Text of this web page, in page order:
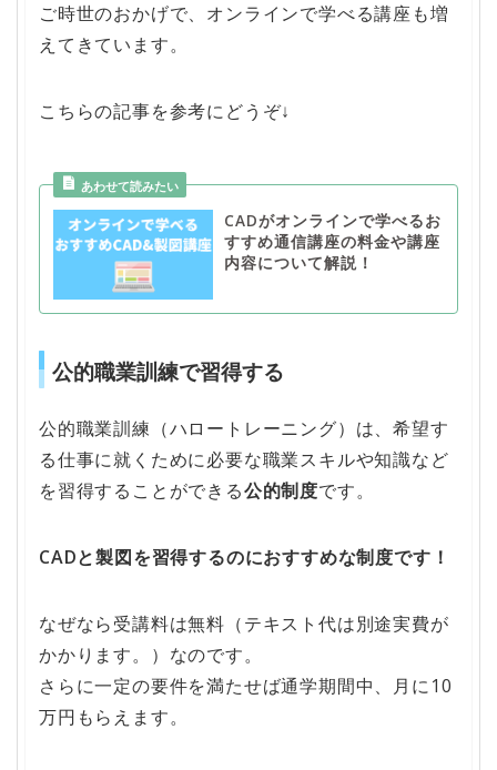
ご時世のおかげで、オンラインで学べる講座も増
えてきています。
こちらの記事を参考にどうぞ↓
CADがオンラインで学べるお
すすめ通信講座の料金や講座
内容について解説！
公的職業訓練で習得する
公的職業訓練（ハロートレーニング）は、希望す
る仕事に就くために必要な職業スキルや知識など
を習得することができる公的制度です。
CADと製図を習得するのにおすすめな制度です！
なぜなら受講料は無料（テキスト代は別途実費が
かかります。 ）なのです。
さらに一定の要件を満たせば通学期間中、月に10
万円もらえます。